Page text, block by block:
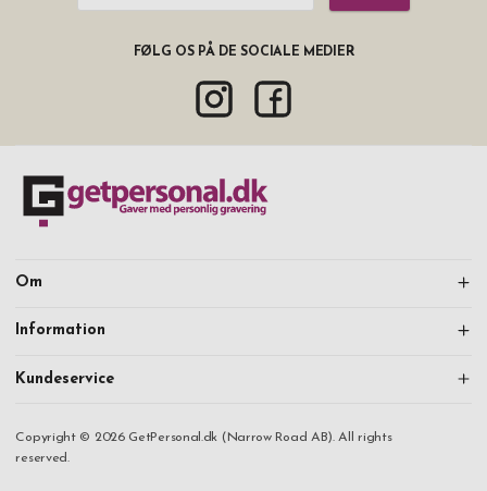
FØLG OS PÅ DE SOCIALE MEDIER
Om
Information
Kundeservice
Copyright © 2026 GetPersonal.dk (Narrow Road AB). All rights
reserved.